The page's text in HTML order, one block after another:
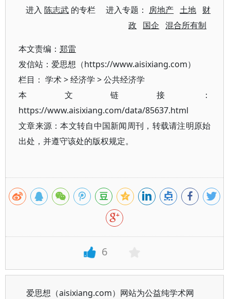
进入陈志武 的专栏 进入专题： 房地产 土地 财
政
国企 混合所有制
本文责编： 郑雷
发信站：爱思想（https://www.aisixiang.com）
栏目： 学术>经济学 >公共经济学
本文链接：
https://www.aisixiang.com/data/85637.html
文章来源：本文转自中国新闻周刊，转载请注明原始
出处，并遵守该处的版权规定。
6
爱思想（aisixiang.com）网站为公益纯学术网